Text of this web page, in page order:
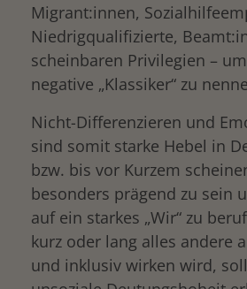
Migrant:innen,
Niedrigqualifizierte,
scheinbaren Privilegien –
negative „Klassiker“ zu
Nicht-Differenzieren und
sind somit starke Hebel in
bzw. bis vor Kurzem
besonders prägend zu sein
auf ein starkes „Wir“ zu
kurz oder lang alles andere
und inklusiv wirken wird,